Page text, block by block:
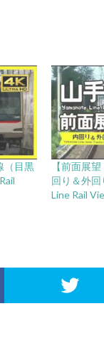
（目黒
【前面展
回り＆外
Line Rail